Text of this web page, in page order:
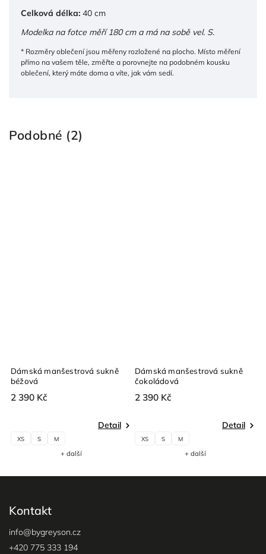
Celková délka: 40 cm
Modelka na fotce měří 180 cm a má na sobě vel. S.
* Rozměry oblečení jsou měřeny rozložené na plocho. Místo měření
přímo na vašem těle, změřte a porovnejte na podobném kousku
oblečení, který máte doma a víte, jak vám sedí.
Podobné (2)
Dámská manšestrová sukně
béžová
2 390 Kč
Detail
XS S M
+ další
Dámská manšestrová sukně
čokoládová
2 390 Kč
Detail
XS S M
+ další
Kontakt
info@bygreyson.cz
+420 775 333 194